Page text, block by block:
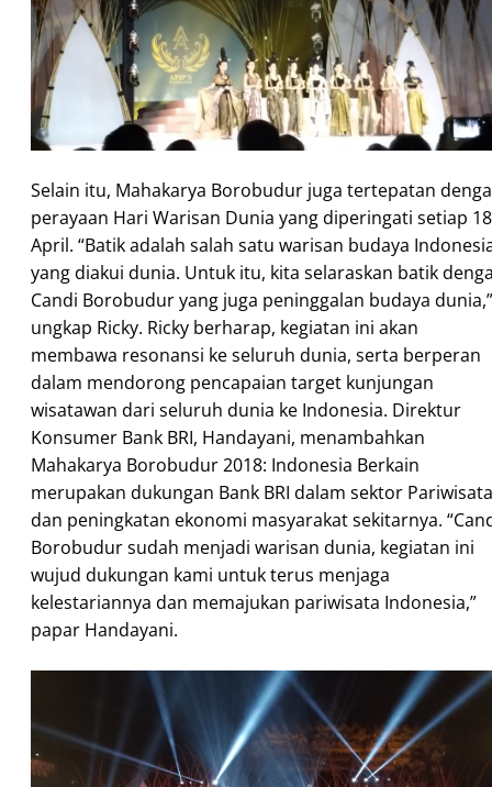
Selain itu, Mahakarya Borobudur juga tertepatan
perayaan Hari Warisan Dunia yang diperingati setiap 18
April. “Batik adalah salah satu warisan budaya
yang diakui dunia. Untuk itu, kita selaraskan batik
Candi Borobudur yang juga peninggalan budaya dunia,”
ungkap Ricky. Ricky berharap, kegiatan ini akan
membawa resonansi ke seluruh dunia, serta berperan
dalam mendorong pencapaian target kunjungan
wisatawan dari seluruh dunia ke Indonesia. Direktur
Konsumer Bank BRI, Handayani, menambahkan
Mahakarya Borobudur 2018: Indonesia Berkain
merupakan dukungan Bank BRI dalam sektor Pariwisata
dan peningkatan ekonomi masyarakat sekitarnya.
Borobudur sudah menjadi warisan dunia, kegiatan ini
wujud dukungan kami untuk terus menjaga
kelestariannya dan memajukan pariwisata Indonesia,”
papar Handayani.